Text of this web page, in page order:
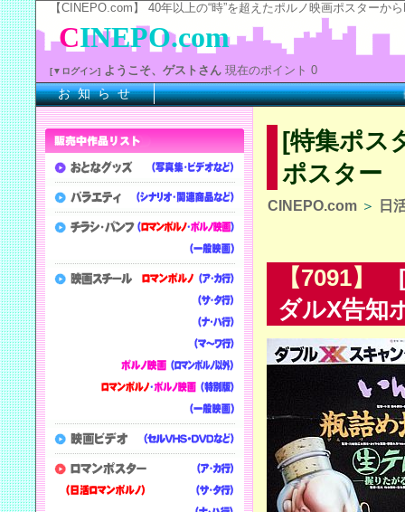
【CINEPO.com】 40年以上の“時”を超えたポルノ映画ポスター
[特集ポス
ポスター
CINEPO.com ＞ 日
【7091】
[
ダルX告知
※上
CINEPO.com
[▼ログイン] ようこそ、ゲストさん 現在のポイント 0
お 知 ら せ